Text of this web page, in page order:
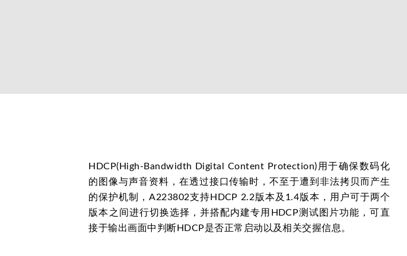
HDCP(High-Bandwidth Digital Content Protection)用于确保数码化
的图像与声音资料，在透过接口传输时，不至于遭到非法拷贝而产生
的保护机制，A223802支持HDCP 2.2版本及1.4版本，用户可于两个
版本之间进行切换选择，并搭配内建专用HDCP测试图片功能，可直
接于输出画面中判断HDCP是否正常启动以及相关交握信息。